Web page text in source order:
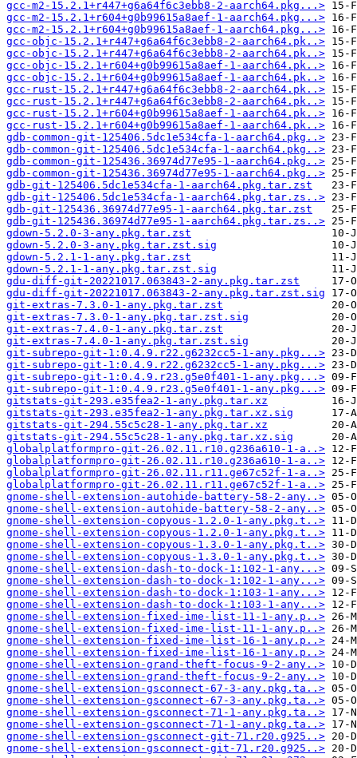
gcc-m2-15.2.1+r447+g6a64f6c3ebb8-2-aarch64.pkg...>
gcc-m2-15.2.1+r604+g0b99615a8aef-1-aarch64.pkg...>
gcc-m2-15.2.1+r604+g0b99615a8aef-1-aarch64.pkg...>
gcc-objc-15.2.1+r447+g6a64f6c3ebb8-2-aarch64.pk..>
gcc-objc-15.2.1+r447+g6a64f6c3ebb8-2-aarch64.pk..>
gcc-objc-15.2.1+r604+g0b99615a8aef-1-aarch64.pk..>
gcc-objc-15.2.1+r604+g0b99615a8aef-1-aarch64.pk..>
gcc-rust-15.2.1+r447+g6a64f6c3ebb8-2-aarch64.pk..>
gcc-rust-15.2.1+r447+g6a64f6c3ebb8-2-aarch64.pk..>
gcc-rust-15.2.1+r604+g0b99615a8aef-1-aarch64.pk..>
gcc-rust-15.2.1+r604+g0b99615a8aef-1-aarch64.pk..>
gdb-common-git-125406.5dc1e534cfa-1-aarch64.pkg..>
gdb-common-git-125406.5dc1e534cfa-1-aarch64.pkg..>
gdb-common-git-125436.36974d77e95-1-aarch64.pkg..>
gdb-common-git-125436.36974d77e95-1-aarch64.pkg..>
gdb-git-125406.5dc1e534cfa-1-aarch64.pkg.tar.zst
gdb-git-125406.5dc1e534cfa-1-aarch64.pkg.tar.zs..>
gdb-git-125436.36974d77e95-1-aarch64.pkg.tar.zst
gdb-git-125436.36974d77e95-1-aarch64.pkg.tar.zs..>
gdown-5.2.0-3-any.pkg.tar.zst
gdown-5.2.0-3-any.pkg.tar.zst.sig
gdown-5.2.1-1-any.pkg.tar.zst
gdown-5.2.1-1-any.pkg.tar.zst.sig
gdu-diff-git-20221017.063843-2-any.pkg.tar.zst
gdu-diff-git-20221017.063843-2-any.pkg.tar.zst.sig
git-extras-7.3.0-1-any.pkg.tar.zst
git-extras-7.3.0-1-any.pkg.tar.zst.sig
git-extras-7.4.0-1-any.pkg.tar.zst
git-extras-7.4.0-1-any.pkg.tar.zst.sig
git-subrepo-git-1:0.4.9.r22.g6232cc5-1-any.pkg...>
git-subrepo-git-1:0.4.9.r22.g6232cc5-1-any.pkg...>
git-subrepo-git-1:0.4.9.r23.g5e0f401-1-any.pkg...>
git-subrepo-git-1:0.4.9.r23.g5e0f401-1-any.pkg...>
gitstats-git-293.e35fea2-1-any.pkg.tar.xz
gitstats-git-293.e35fea2-1-any.pkg.tar.xz.sig
gitstats-git-294.55c5c28-1-any.pkg.tar.xz
gitstats-git-294.55c5c28-1-any.pkg.tar.xz.sig
globalplatformpro-git-26.02.11.r10.g236a610-1-a..>
globalplatformpro-git-26.02.11.r10.g236a610-1-a..>
globalplatformpro-git-26.02.11.r11.ge67c52f-1-a..>
globalplatformpro-git-26.02.11.r11.ge67c52f-1-a..>
gnome-shell-extension-autohide-battery-58-2-any..>
gnome-shell-extension-autohide-battery-58-2-any..>
gnome-shell-extension-copyous-1.2.0-1-any.pkg.t..>
gnome-shell-extension-copyous-1.2.0-1-any.pkg.t..>
gnome-shell-extension-copyous-1.3.0-1-any.pkg.t..>
gnome-shell-extension-copyous-1.3.0-1-any.pkg.t..>
gnome-shell-extension-dash-to-dock-1:102-1-any...>
gnome-shell-extension-dash-to-dock-1:102-1-any...>
gnome-shell-extension-dash-to-dock-1:103-1-any...>
gnome-shell-extension-dash-to-dock-1:103-1-any...>
gnome-shell-extension-fixed-ime-list-11-1-any.p..>
gnome-shell-extension-fixed-ime-list-11-1-any.p..>
gnome-shell-extension-fixed-ime-list-16-1-any.p..>
gnome-shell-extension-fixed-ime-list-16-1-any.p..>
gnome-shell-extension-grand-theft-focus-9-2-any..>
gnome-shell-extension-grand-theft-focus-9-2-any..>
gnome-shell-extension-gsconnect-67-3-any.pkg.ta..>
gnome-shell-extension-gsconnect-67-3-any.pkg.ta..>
gnome-shell-extension-gsconnect-71-1-any.pkg.ta..>
gnome-shell-extension-gsconnect-71-1-any.pkg.ta..>
gnome-shell-extension-gsconnect-git-71.r20.g925..>
gnome-shell-extension-gsconnect-git-71.r20.g925..>